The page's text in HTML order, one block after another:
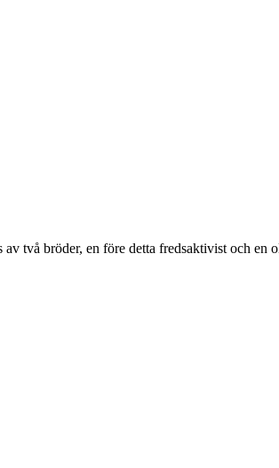
två bröder, en före detta fredsaktivist och en